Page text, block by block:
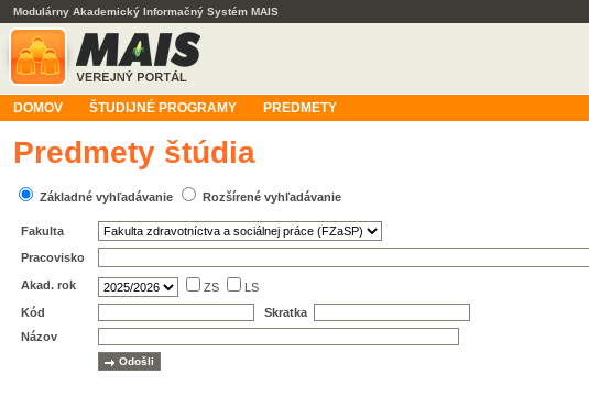
Modulárny Akademický Informačný Systém MAIS
DOMOV ŠTUDIJNÉ PROGRAMY PREDMETY
Predmety štúdia
Základné vyhľadávanie Rozšírené vyhľadávanie
Fakulta
Pracovisko
Akad. rok ZS
LS
Kód
Skratka
Názov